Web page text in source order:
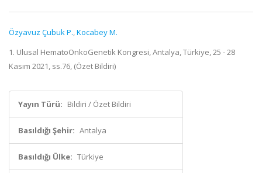
Özyavuz Çubuk P.,Kocabey M.
1. Ulusal HematoOnkoGenetik Kongresi, Antalya, Türkiye, 25 - 28
Kasım 2021, ss.76, (Özet Bildiri)
Yayın Türü: Bildiri / Özet Bildiri
Basıldığı Şehir: Antalya
Basıldığı Ülke: Türkiye